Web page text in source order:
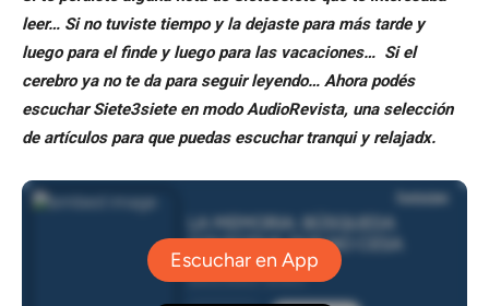
leer… Si no tuviste tiempo y la dejaste para más tarde y
luego para el finde y luego para las vacaciones… Si el
cerebro ya no te da para seguir leyendo… Ahora podés
escuchar Siete3siete en modo AudioRevista, una selección
de artículos para que puedas escuchar tranqui y relajadx.